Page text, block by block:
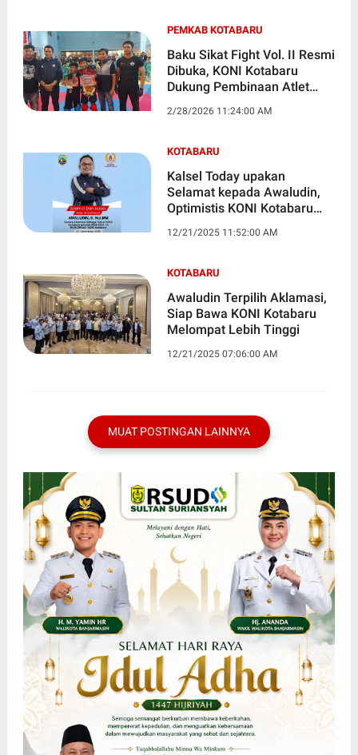
PEMKAB KOTABARU
Baku Sikat Fight Vol. II Resmi
Dibuka, KONI Kotabaru
Dukung Pembinaan Atlet
2/28/2026 11:24:00 AM
KOTABARU
Kalsel Today upakan
Selamat kepada Awaludin,
Optimistis KONI Kotabaru
12/21/2025 11:52:00 AM
KOTABARU
Awaludin Terpilih Aklamasi,
Siap Bawa KONI Kotabaru
Melompat Lebih Tinggi
12/21/2025 07:06:00 AM
MUAT POSTINGAN LAINNYA